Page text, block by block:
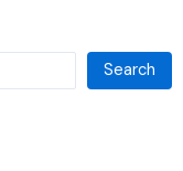
Search